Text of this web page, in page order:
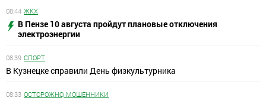
08:44 ЖКХ
В Пензе 10 августа пройдут плановые отключения
электроэнергии
08:39 СПОРТ
В Кузнецке справили День физкультурника
08:33 ОСТОРОЖНО, МОШЕННИКИ